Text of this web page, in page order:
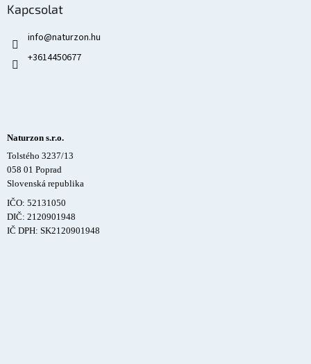
Kapcsolat
info@naturzon.hu
+3614450677
Naturzon s.r.o.
Tolstého 3237/13
058 01 Poprad
Slovenská republika
IČO: 52131050
DIČ: 2120901948
IČ DPH: SK2120901948